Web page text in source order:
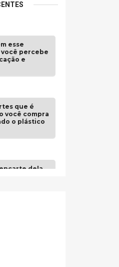
esse
percebe
e
que é
você compra
o plástico
dela.